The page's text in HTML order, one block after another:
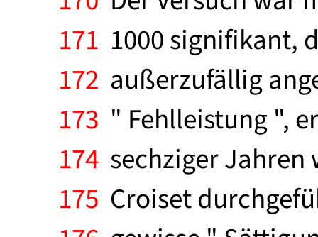
171 1000 signifikant,
172 außerzufällig
173 " Fehlleistung ",
174 sechziger
175 Croiset